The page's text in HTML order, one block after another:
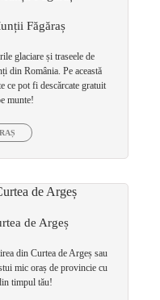
Făgăraș
glaciare și traseele de
din România. Pe această
ce pot fi descărcate gratuit
munte!
de Argeș
din Curtea de Argeș sau
mic oraș de provincie cu
timpul tău!